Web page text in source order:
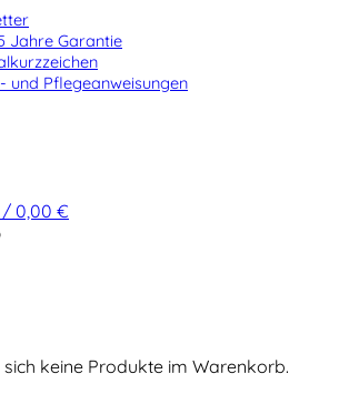
Jahre Garantie
und Pflegeanweisungen
/0,00 €
sich keine Produkte im Warenkorb.